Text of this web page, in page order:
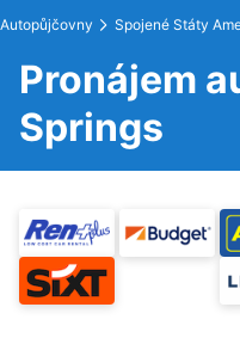
Autopůjčovny Spojené Státy
Pronájem
Springs